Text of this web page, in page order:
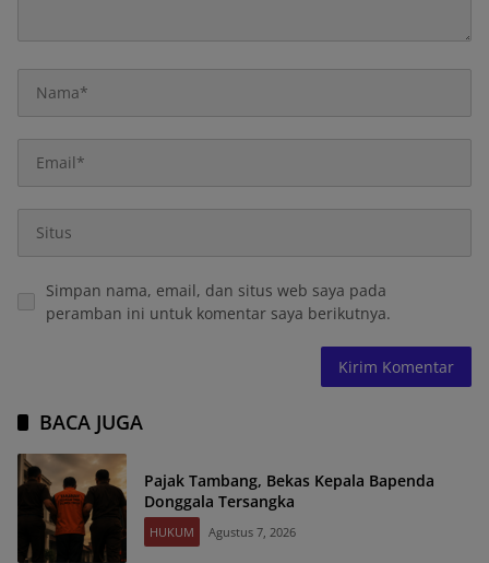
Simpan nama, email, dan situs web saya pada
peramban ini untuk komentar saya berikutnya.
BACA JUGA
Pajak Tambang, Bekas Kepala Bapenda
Donggala Tersangka
HUKUM Agustus 7, 2026